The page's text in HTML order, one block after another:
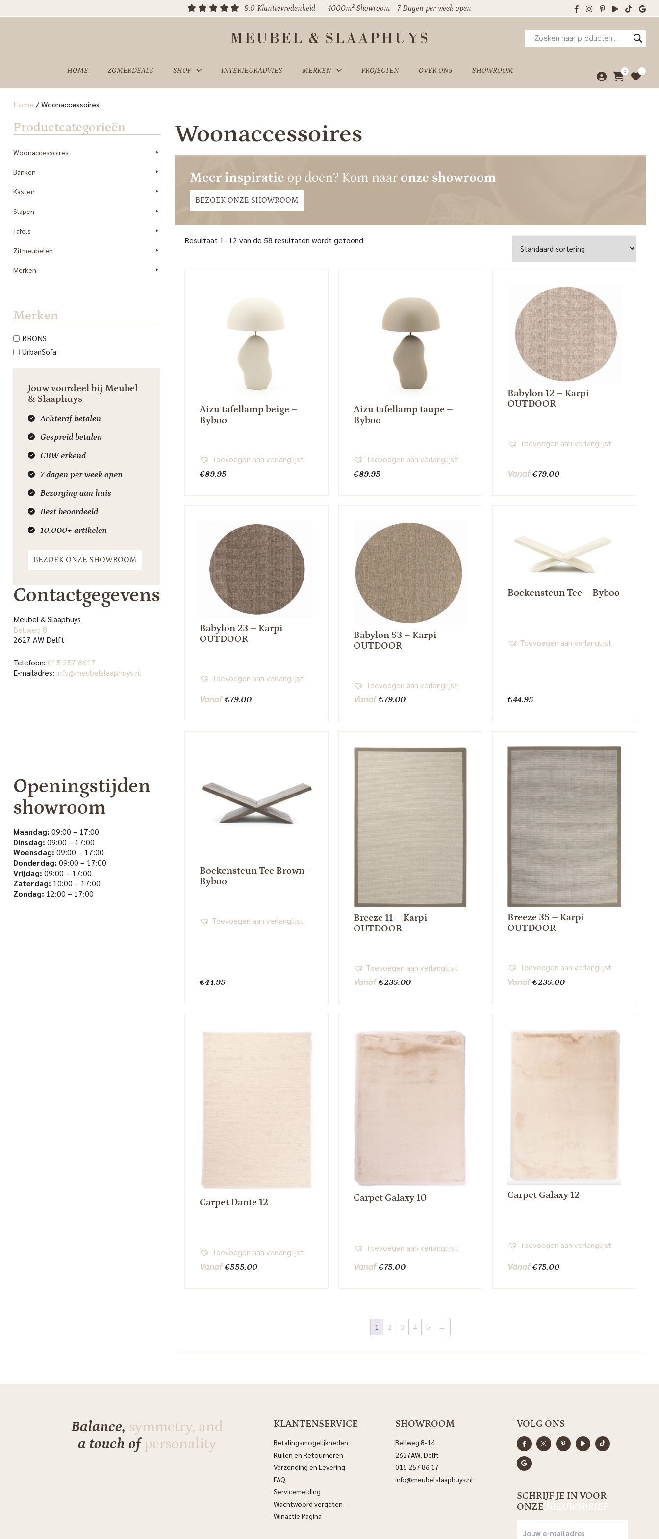
9.0 Klanttevredenheid 4000m² Showroom 7 Dagen per week open
Producten
zoeken
HOME ZOMERDEALS SHOP INTERIEURADVIES MERKEN PROJECTEN OVER ONS SHOWROOM 0
Home /Woonaccessoires
Productcategorieën
Woonaccessoires
Banken
Kasten
Slapen
Tafels
Zitmeubelen
Merken
Merken
BRONS
UrbanSofa
Jouw voordeel bij Meubel
& Slaaphuys
Achteraf betalen
Gespreid betalen
CBW erkend
7 dagen per week open
Bezorging aan huis
Best beoordeeld
10.000+ artikelen
BEZOEK ONZE SHOWROOM
Contactgegevens
Meubel & Slaaphuys
Bellweg 8
2627 AW Delft
Telefoon: 015 257 8617
E-mailadres: info@meubelslaaphuys.nl
Openingstijden
showroom
Maandag: 09:00 – 17:00
Dinsdag: 09:00 – 17:00
Woensdag: 09:00 – 17:00
Donderdag: 09:00 – 17:00
Vrijdag: 09:00 – 17:00
Zaterdag: 10:00 – 17:00
Zondag: 12:00 – 17:00
Woonaccessoires
Meer inspiratie op doen? Kom naar onze showroom
BEZOEK ONZE SHOWROOM
Resultaat 1–12 van de 58 resultaten wordt getoond
Aizu tafellamp beige –
Byboo
€89.95
Toevoegen aan verlanglijst
Aizu tafellamp taupe –
Byboo
€89.95
Toevoegen aan verlanglijst
Babylon 12 – Karpi
OUTDOOR
Vanaf€79.00
Toevoegen aan verlanglijst
Babylon 23 – Karpi
OUTDOOR
Vanaf€79.00
Toevoegen aan verlanglijst
Babylon 53 – Karpi
OUTDOOR
Vanaf€79.00
Toevoegen aan verlanglijst
Boekensteun Tee – Byboo
€44.95
Toevoegen aan verlanglijst
Boekensteun Tee Brown –
Byboo
€44.95
Toevoegen aan verlanglijst
Breeze 11 – Karpi
OUTDOOR
Vanaf€235.00
Toevoegen aan verlanglijst
Breeze 35 – Karpi
OUTDOOR
Vanaf€235.00
Toevoegen aan verlanglijst
Carpet Dante 12
Vanaf€555.00
Toevoegen aan verlanglijst
Carpet Galaxy 10
Vanaf€75.00
Toevoegen aan verlanglijst
Carpet Galaxy 12
Vanaf€75.00
Toevoegen aan verlanglijst
1 2 3 4 5 →
Balance, symmetry, and
a touch ofpersonality
KLANTENSERVICE
Betalingsmogelijkheden
Ruilen en Retourneren
Verzending en Levering
FAQ
Servicemelding
Wachtwoord vergeten
Winactie Pagina
SHOWROOM
Bellweg 8-14
2627AW, Delft
015 257 86 17
info@meubelslaaphuys.nl
VOLG ONS
SCHRIJF JE IN VOOR
ONZE NIEUWSBRIEF